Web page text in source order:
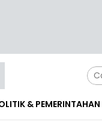
& PEMERINTAHAN